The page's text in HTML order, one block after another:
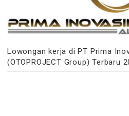
Lowongan kerja di PT Prima
(OTOPROJECT Group) Terbaru